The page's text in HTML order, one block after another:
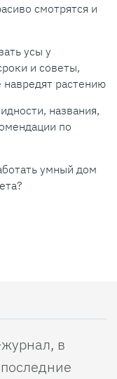
смотрятся и
усы у
и советы,
навредят растению
названия,
по
умный дом
в